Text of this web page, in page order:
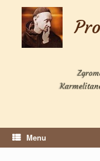
content
Menu